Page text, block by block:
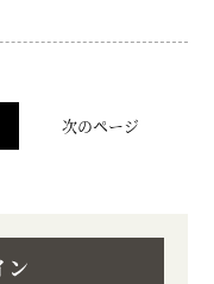
次のページ
ン